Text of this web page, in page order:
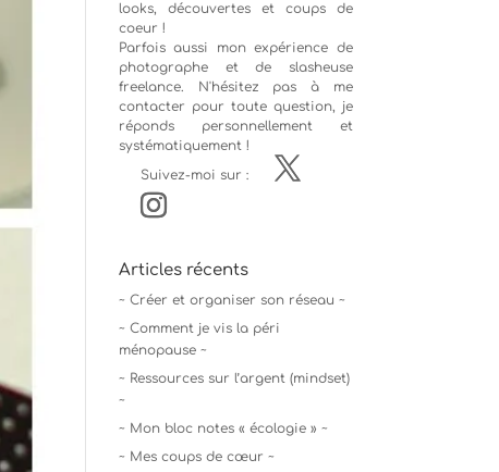
looks, découvertes et coups de
coeur !
Parfois aussi mon expérience de
photographeet de slasheuse
freelance. N'hésitez pas à me
contacter pour toute question, je
réponds personnellement et
systématiquement !
Suivez-moi sur :
Articles récents
~ Créer et organiser son réseau ~
~ Comment je vis la péri
ménopause ~
~ Ressources sur l’argent (mindset)
~
~ Mon bloc notes « écologie » ~
~ Mes coups de cœur ~